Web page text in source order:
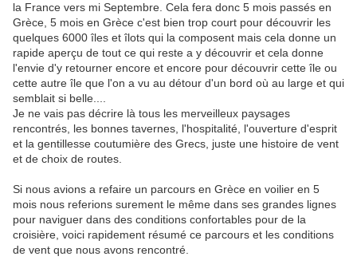
la France vers mi Septembre. Cela fera donc 5 mois passés en
Grèce, 5 mois en Grèce c'est bien trop court pour découvrir les
quelques 6000 îles et îlots qui la composent mais cela donne un
rapide aperçu de tout ce qui reste a y découvrir et cela donne
l'envie d'y retourner encore et encore pour découvrir cette île ou
cette autre île que l'on a vu au détour d'un bord où au large et qui
semblait si belle....
Je ne vais pas décrire là tous les merveilleux paysages
rencontrés, les bonnes tavernes, l'hospitalité, l'ouverture d'esprit
et la gentillesse coutumière des Grecs, juste une histoire de vent
et de choix de routes.
Si nous avions a refaire un parcours en Grèce en voilier en 5
mois nous referions surement le même dans ses grandes lignes
pour naviguer dans des conditions confortables pour de la
croisière, voici rapidement résumé ce parcours et les conditions
de vent que nous avons rencontré.